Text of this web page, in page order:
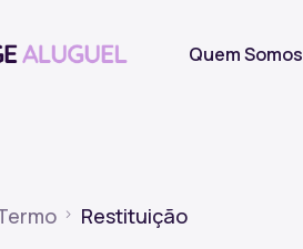
Quem Somos
Restituição